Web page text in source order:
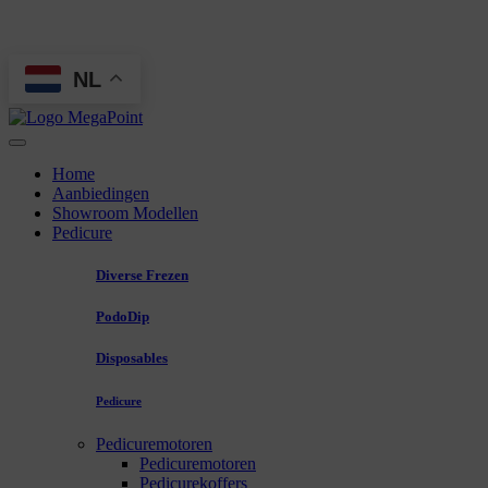
NL
Home
Aanbiedingen
Showroom Modellen
Pedicure
Diverse Frezen
PodoDip
Disposables
Pedicure
Pedicuremotoren
Pedicuremotoren
Pedicurekoffers